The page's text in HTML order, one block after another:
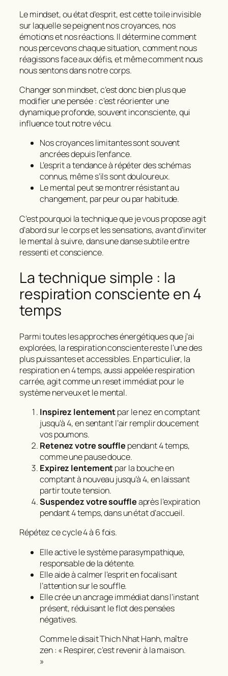
Lemindset, ou état d’esprit, est cette toile invisible
sur laquelle se peignent nos croyances, nos
émotions et nos réactions. Il détermine comment
nous percevons chaque situation, comment nous
réagissons face aux défis, et même comment nous
nous sentons dans notre corps.
Changer son mindset, c’est donc bien plus que
modifier une pensée : c’est réorienter une
dynamique profonde, souvent inconsciente, qui
influence tout notre vécu.
Nos croyances limitantes sont souvent
ancrées depuis l’enfance.
L’esprit a tendance à répéter des schémas
connus, même s’ils sont douloureux.
Le mental peut se montrer résistant au
changement, par peur ou par habitude.
C’est pourquoi la technique que je vous propose agit
d’abord sur le corps et les sensations, avant d’inviter
le mental à suivre, dans une danse subtile entre
ressenti et conscience.
La technique simple : la
respiration consciente en 4
temps
Parmi toutes les approches énergétiques que j’ai
explorées, la respiration conscientereste l’une des
plus puissantes et accessibles. En particulier, la
respiration en 4 temps, aussi appelée respiration
carrée, agit comme un reset immédiat pour le
système nerveux et le mental.
Inspirez lentementpar le nez en comptant
jusqu’à 4, en sentant l’air remplir doucement
vos poumons.
Retenez votre souffle pendant 4 temps,
comme une pause douce.
Expirez lentementpar la bouche en
comptant à nouveau jusqu’à 4, en laissant
partir toute tension.
Suspendez votre souffleaprès l’expiration
pendant 4 temps, dans un état d’accueil.
Répétez ce cycle 4 à 6 fois.
Elleactive le système parasympathique,
responsable de la détente.
Elle aide à calmer l’esprit en focalisant
l’attention sur le souffle.
Elle crée un ancrage immédiat dans l’instant
présent, réduisant le flot des pensées
négatives.
Comme le disait Thich Nhat Hanh, maître
zen : « Respirer, c’est revenir à la maison.
»